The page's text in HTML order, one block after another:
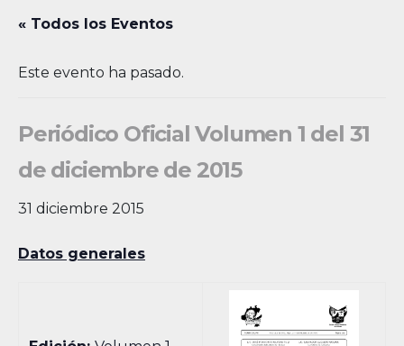
« Todos los Eventos
Este evento ha pasado.
Periódico Oficial Volumen 1 del 31
de diciembre de 2015
31 diciembre 2015
Datos generales